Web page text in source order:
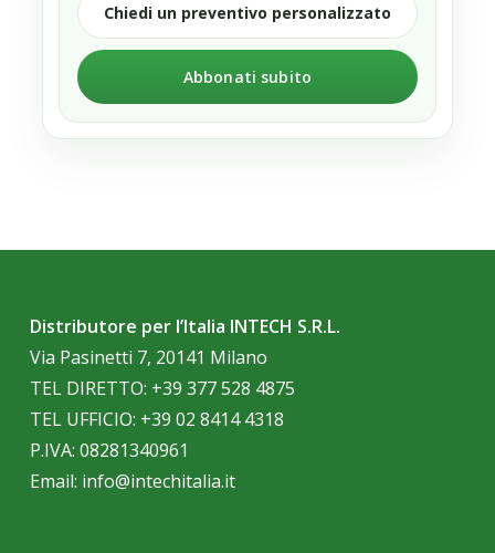
Chiedi un preventivo personalizzato
Abbonati subito
Distributore per l’Italia INTECH S.R.L.
Via Pasinetti 7, 20141 Milano
TEL DIRETTO: +39 377 528 4875
TEL UFFICIO: +39 02 8414 4318
P.IVA: 08281340961
Email: info@intechitalia.it